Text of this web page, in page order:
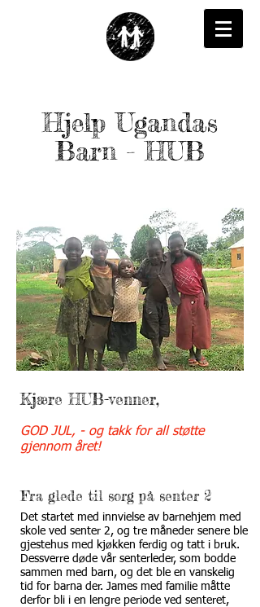
Hjelp Ugandas
Barn - HUB
Kjære HUB-venner,
GOD JUL, - og takk for all støtte
gjennom året!
Det startet med innvielse av barnehjem med
skole ved senter 2, og tre måneder senere ble
gjestehus med kjøkken ferdig og tatt i bruk.
Dessverre døde vår senterleder, som bodde
sammen med barn, og det ble en vanskelig
tid for barna der. James med familie måtte
derfor bli i en lengre periode ved senteret,
Fra glede til sorg på senter 2